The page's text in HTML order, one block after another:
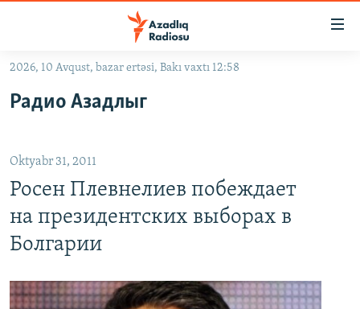
Əsas
qayıt
qayıt
Axtarışa
#İZAHLA
#ƏSLINDƏ
QANUNI DOĞRU
ARAŞDIRMA
MULTIMEDIA
2026, 10 Avqust, bazar ertəsi, Bakı vaxtı 12:58
Радио Азадлыг
Oktyabr 31, 2011
Росен Плевнелиев побеждает
на президентских выборах в
Болгарии